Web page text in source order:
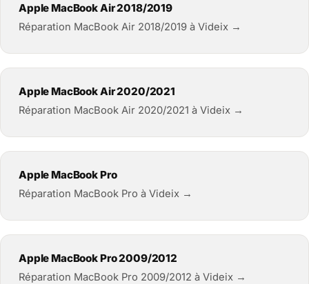
Apple MacBook Air 2018/2019
Réparation MacBook Air 2018/2019 à Videix →
Apple MacBook Air 2020/2021
Réparation MacBook Air 2020/2021 à Videix →
Apple MacBook Pro
Réparation MacBook Pro à Videix →
Apple MacBook Pro 2009/2012
Réparation MacBook Pro 2009/2012 à Videix →